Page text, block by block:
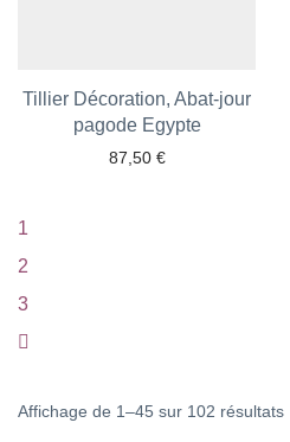
Tillier Décoration, Abat-jour
pagode Egypte
87,50 €
Ajouter aux favoris
1
2
3
Affichage de 1–45 sur 102 résultats